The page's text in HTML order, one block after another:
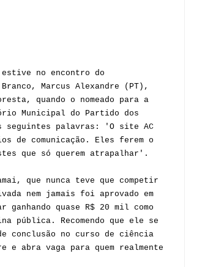
no encontro do
Marcus Alexandre (PT),
quando o nomeado para a
Municipal do Partido dos
seguintes palavras: 'O site AC
de comunicação. Eles ferem o
que só querem atrapalhar'.
que nunca teve que competir
nem jamais foi aprovado em
quase R$ 20 mil como
pública. Recomendo que ele se
conclusão no curso de ciência
abra vaga para quem realmente